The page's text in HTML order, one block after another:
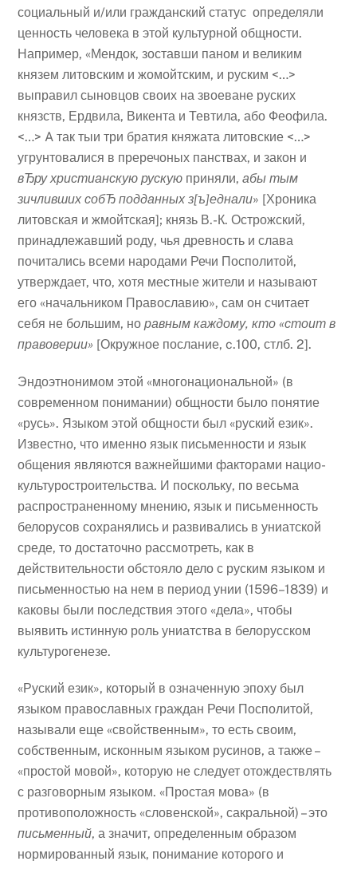
социальный и/или гражданский статус определяли
ценность человека в этой культурной общности.
Например, «Мендок, зоставши паном и великим
князем литовским и жомойтским, и руским <…>
выправил сыновцов своих на звоеване руских
князств, Ердвила, Викента и Тевтила, або Феофила.
<…> A так тыи три братия княжата литовские <…>
угрунтовалися в преречоных панствах, и закон и
вЂру христианскую рускую приняли,абы тым
зичливших собЂ подданных з[ъ]еднали» [Хроника
литовская и жмойтская]; князь В.-К. Острожский,
принадлежавший роду, чья древность и слава
почитались всеми народами Речи Посполитой,
утверждает, что, хотя местные жители и называют
его «начальником Православию», сам он считает
себя не большим, норавным каждому, кто «стоит в
правоверии» [Окружное послание, c.100, стлб. 2].
Эндоэтнонимом этой «многонациональной» (в
современном понимании) общности было понятие
«русь». Языком этой общности был «руский език».
Известно, что именно язык письменности и язык
общения являются важнейшими факторами нацио-
культуростроительства. И поскольку, по весьма
распространенному мнению, язык и письменность
белорусов сохранялись и развивались в униатской
среде, то достаточно рассмотреть, как в
действительности обстояло дело с руским языком и
письменностью на нем в период унии (1596–1839) и
каковы были последствия этого «дела», чтобы
выявить истинную роль униатства в белорусском
культурогенезе.
«Руский език», который в означенную эпоху был
языком православных граждан Речи Посполитой,
называли еще «свойственным», то есть своим,
собственным, исконным языком русинов, а также –
«простой мовой», которую не следует отождествлять
с разговорным языком. «Простая мова» (в
противоположность «словенской», сакральной) – это
письменный, а значит, определенным образом
нормированный язык, понимание которого и